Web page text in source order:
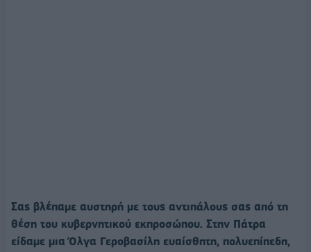
Σας βλέπαμε αυστηρή με τους αντιπάλους σας από τη
θέση του κυβερνητικού εκπροσώπου. Στην Πάτρα
είδαμε μια Όλγα Γεροβασίλη ευαίσθητη, πολυεπίπεδη,